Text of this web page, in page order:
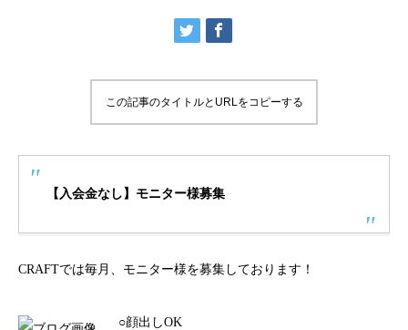
この記事のタイトルとURLをコピーする
【入会金なし】モニター様募集
CRAFTでは毎月、モニター様を募集しております！
○顔出しOK